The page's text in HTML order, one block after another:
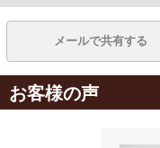
メールで共有する
お客様の声